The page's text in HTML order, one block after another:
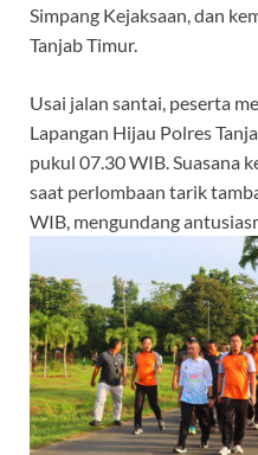
Simpang Kejaksaan, dan
Tanjab Timur.
Usai jalan santai, peserta
Lapangan Hijau Polres
pukul 07.30 WIB. Suasana
saat perlombaan tarik
WIB, mengundang